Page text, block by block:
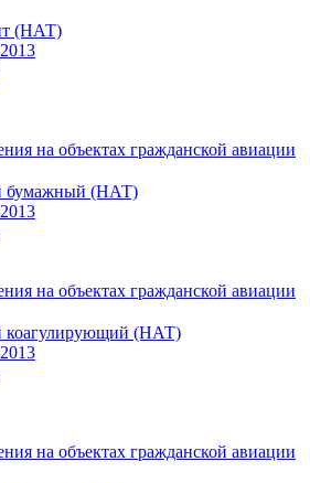
(НАТ)
на объектах гражданской авиации
бумажный (НАТ)
на объектах гражданской авиации
коагулирующий (НАТ)
на объектах гражданской авиации